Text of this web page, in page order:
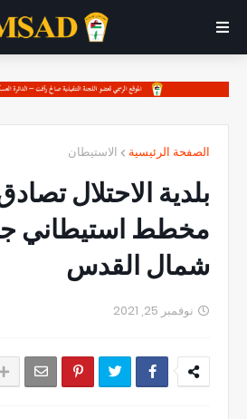
الصفحة الرئيسية الاستيطان
بلدية الاحتلال
مخطط استيطاني
شمال القدس
نوفمبر 25, 2021